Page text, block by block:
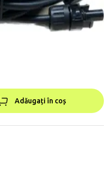
Adăugați în coș